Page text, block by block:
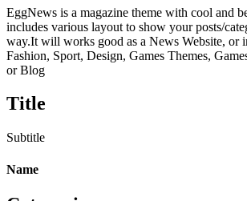
EggNews is a magazine theme with cool and
includes various layout to show your posts/
way.It will works good as a News Website, or
Fashion, Sport, Design, Games Themes,
or Blog
Title
Subtitle
Name